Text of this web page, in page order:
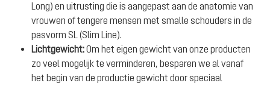
Long) en uitrusting die is aangepast aan de anatomie van
vrouwen of tengere mensen met smalle schouders in de
pasvorm SL (Slim Line).
Lichtgewicht:Om het eigen gewicht van onze producten
zo veel mogelijk te verminderen, besparen we al vanaf
het begin van de productie gewicht door speciaal